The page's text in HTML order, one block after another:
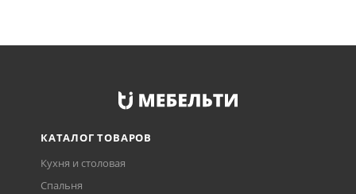
КАТАЛОГ ТОВАРОВ
Кухня и столовая
Спальня